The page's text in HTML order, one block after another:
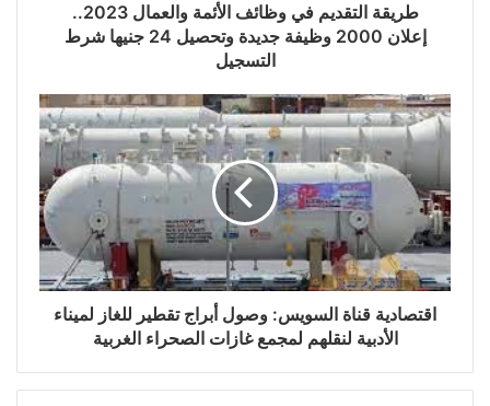
طريقة التقديم في وظائف الأئمة والعمال 2023..
إعلان 2000 وظيفة جديدة وتحصيل 24 جنيها شرط
التسجيل
اقتصادية قناة السويس: وصول أبراج تقطير للغاز لميناء
الأدبية لنقلهم لمجمع غازات الصحراء الغربية